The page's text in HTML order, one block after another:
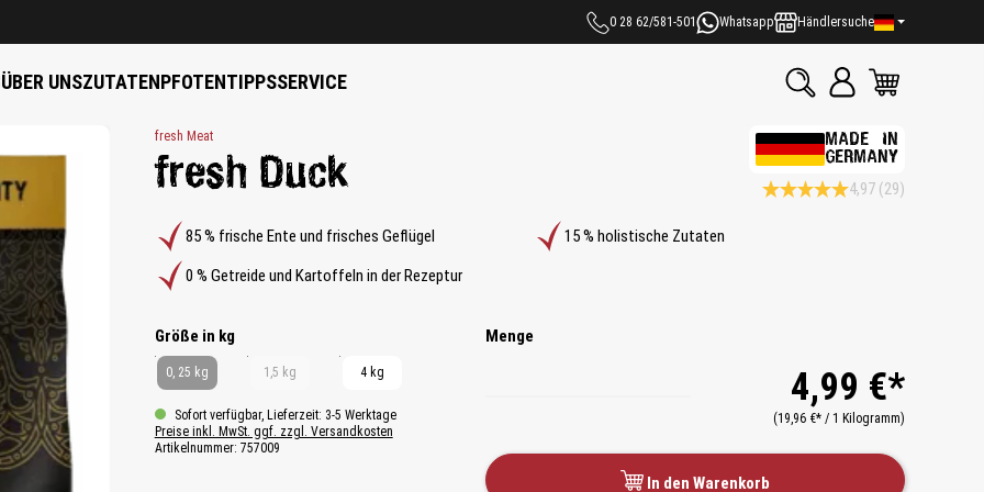
0 28 62/581-501 Whatsapp Händlersuche
ÜBER UNSZUTATENPFOTENTIPPSSERVICE
fresh Meat
fresh Duck
MADE IN
GERMANY
4,97 (29)
85 % frische Ente und frisches Geflügel
15 % holistische Zutaten
0 % Getreide und Kartoffeln in der Rezeptur
Größe in kgauswählen
0, 25 kg 1,5 kg 4 kg
Sofort verfügbar, Lieferzeit: 3-5 Werktage
Preise inkl. MwSt. ggf. zzgl. Versandkosten
Artikelnummer: 757009
Menge
4,99 €*
(19,96 €* / 1 Kilogramm)
In den Warenkorb